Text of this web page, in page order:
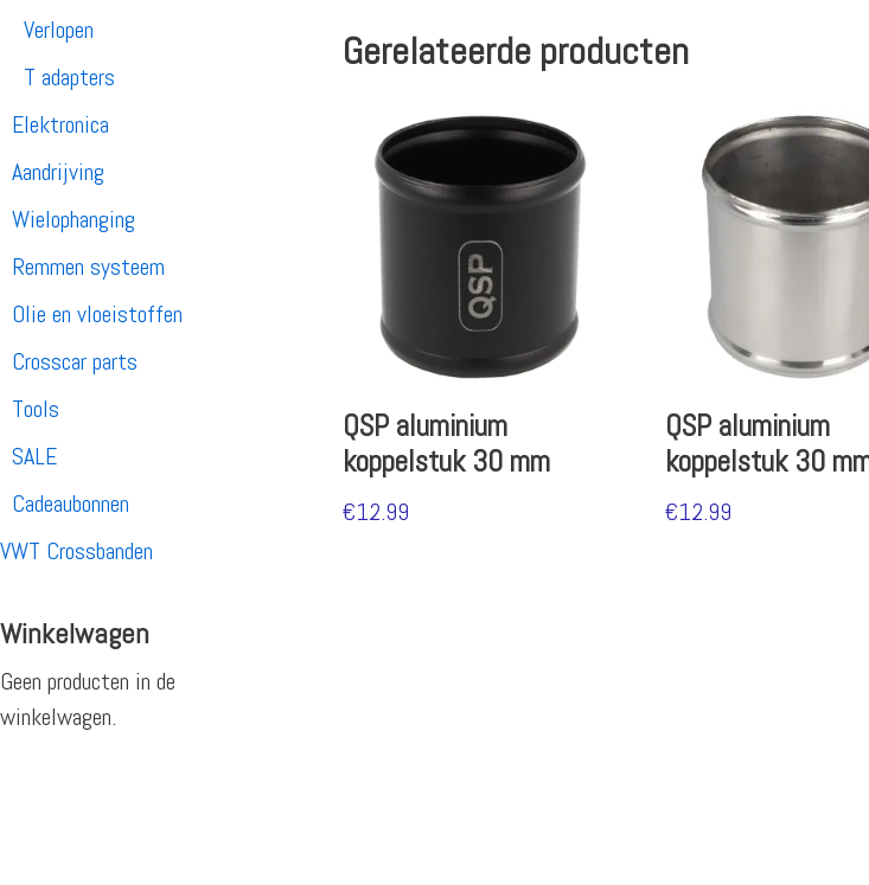
Verlopen
T adapters
Elektronica
Aandrijving
Wielophanging
Remmen systeem
Olie en vloeistoffen
Crosscar parts
Tools
SALE
Cadeaubonnen
VWT Crossbanden
Winkelwagen
Geen producten in de
winkelwagen.
Gerelateerde producten
QSP aluminium
koppelstuk 30 mm
€12.99
QSP aluminium
koppelstuk 30
€12.99